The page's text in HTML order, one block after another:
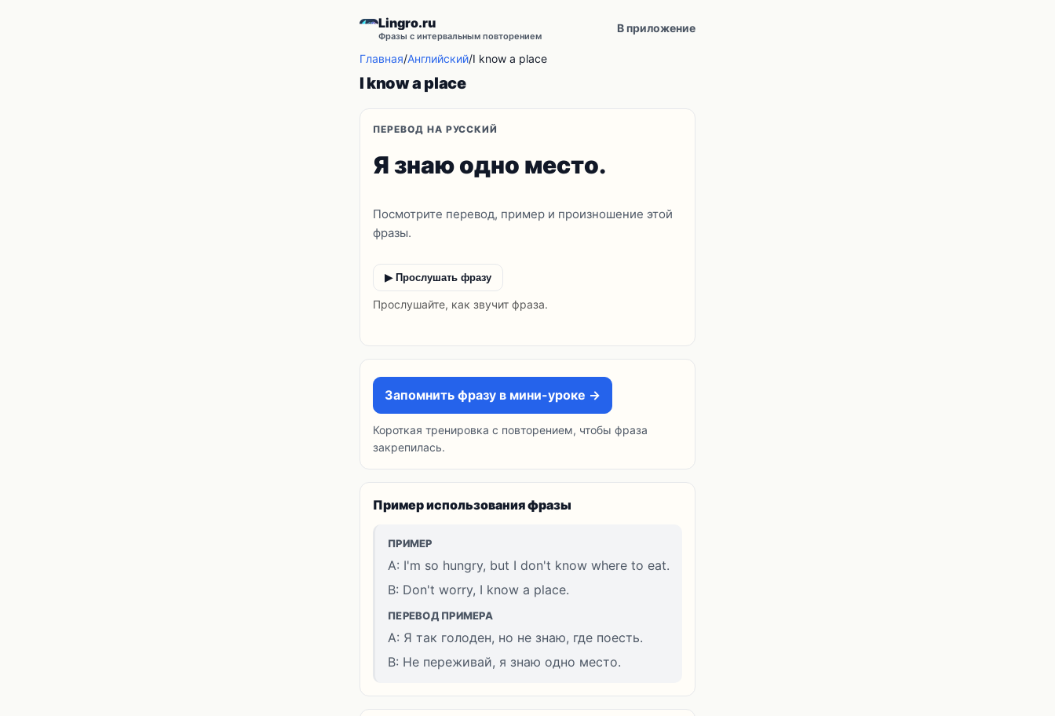
Lingro.ru
Фразы с интервальным повторением
В приложение
Главная/Английский/I know a place
I know a place
ПЕРЕВОД НА РУССКИЙ
Я знаю одно место.
Посмотрите перевод, пример и произношение этой
фразы.
▶ Прослушать фразу
Прослушайте, как звучит фраза.
Запомнить фразу в мини-уроке →
Короткая тренировка с повторением, чтобы фраза
закрепилась.
Пример использования фразы
ПРИМЕР
A: I'm so hungry, but I don't know where to eat.
B: Don't worry, I know a place.
ПЕРЕВОД ПРИМЕРА
A: Я так голоден, но не знаю, где поесть.
B: Не переживай, я знаю одно место.